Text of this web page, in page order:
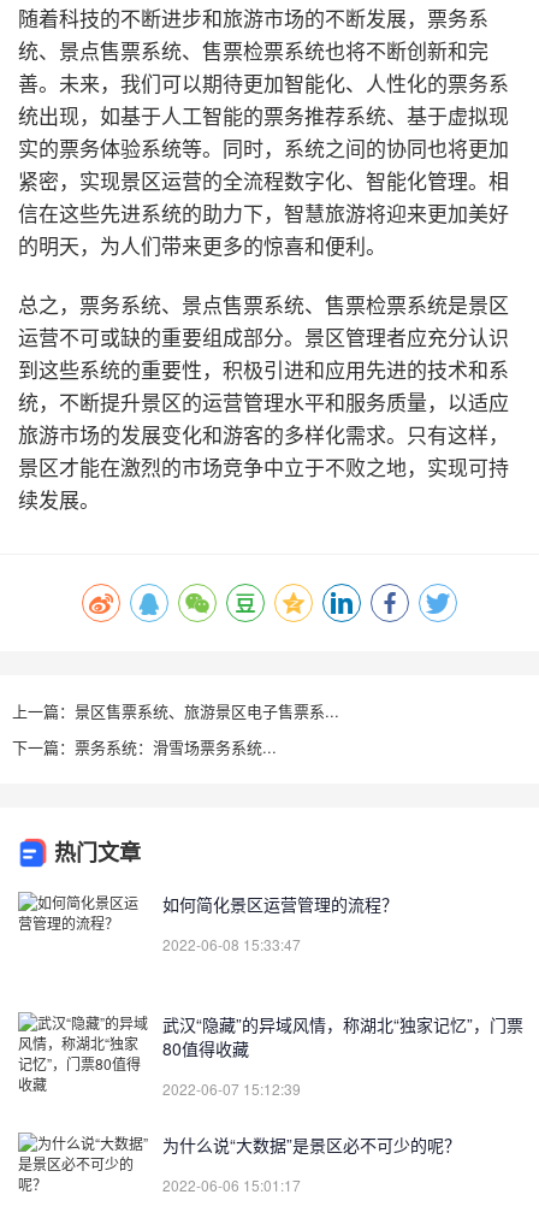
随着科技的不断进步和旅游市场的不断发展，票务系
统、景点售票系统、售票检票系统也将不断创新和完
善。未来，我们可以期待更加智能化、人性化的票务系
统出现，如基于人工智能的票务推荐系统、基于虚拟现
实的票务体验系统等。同时，系统之间的协同也将更加
紧密，实现景区运营的全流程数字化、智能化管理。相
信在这些先进系统的助力下，智慧旅游将迎来更加美好
的明天，为人们带来更多的惊喜和便利。
总之，票务系统、景点售票系统、售票检票系统是景区
运营不可或缺的重要组成部分。景区管理者应充分认识
到这些系统的重要性，积极引进和应用先进的技术和系
统，不断提升景区的运营管理水平和服务质量，以适应
旅游市场的发展变化和游客的多样化需求。只有这样，
景区才能在激烈的市场竞争中立于不败之地，实现可持
续发展。
上一篇：景区售票系统、旅游景区电子售票系...
下一篇：票务系统：滑雪场票务系统...
热门文章
如何简化景区运营管理的流程？
2022-06-08 15:33:47
武汉“隐藏”的异域风情，称湖北“独家记忆”，门票
80值得收藏
2022-06-07 15:12:39
为什么说“大数据”是景区必不可少的呢？
2022-06-06 15:01:17